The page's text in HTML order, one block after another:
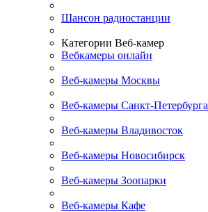
Шансон радиостанции
Категории Веб-камер
Вебкамеры онлайн
Веб-камеры Москвы
Веб-камеры Санкт-Петербурга
Веб-камеры Владивосток
Веб-камеры Новосибирск
Веб-камеры Зоопарки
Веб-камеры Кафе